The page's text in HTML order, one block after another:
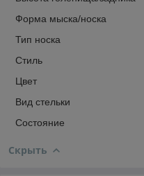
Форма мыска/носка
Тип носка
Стиль
Цвет
Вид стельки
Состояние
Скрыть